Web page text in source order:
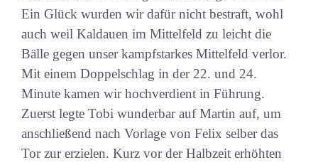
Ein Glück wurden wir dafür nicht bestraft, wohl
auch weil Kaldauen im Mittelfeld zu leicht die
Bälle gegen unser kampfstarkes Mittelfeld verlor.
Mit einem Doppelschlag in der 22. und 24.
Minute kamen wir hochverdient in Führung.
Zuerst legte Tobi wunderbar auf Martin auf, um
anschließend nach Vorlage von Felix selber das
Tor zur erzielen. Kurz vor der Halbzeit erhöhten